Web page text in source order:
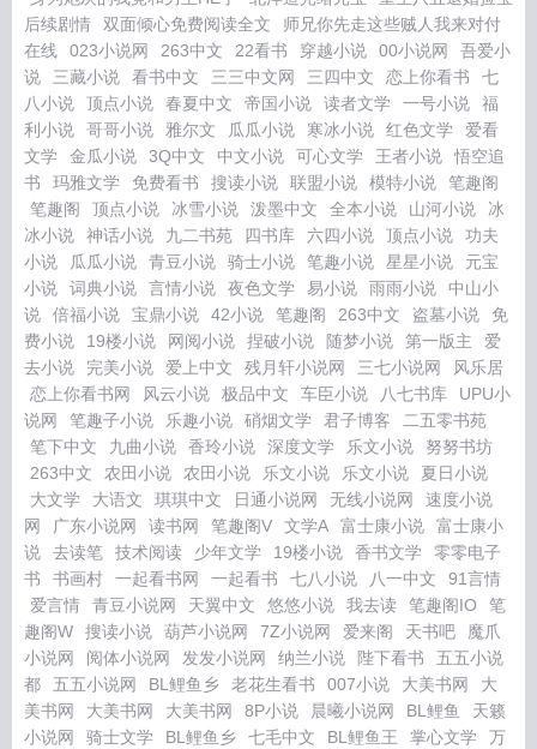
后续剧情
双面倾心免费阅读全文
师兄你先走这些贼人我来对付
在线
023小说网 263中文 22看书 穿越小说 00小说网
吾爱小
说
三藏小说 看书中文 三三中文网 三四中文 恋上你看书
七
八小说
顶点小说 春夏中文 帝国小说 读者文学 一号小说
福
利小说
哥哥小说 雅尔文 瓜瓜小说 寒冰小说 红色文学
爱看
文学
金瓜小说 3Q中文 中文小说 可心文学 王者小说
悟空追
书
玛雅文学 免费看书 搜读小说 联盟小说 模特小说
笔趣阁
笔趣阁
顶点小说 冰雪小说 泼墨中文 全本小说 山河小说
冰
冰小说
神话小说 九二书苑 四书库 六四小说 顶点小说
功夫
小说
瓜瓜小说 青豆小说 骑士小说 笔趣小说 星星小说
元宝
小说
词典小说 言情小说 夜色文学 易小说 雨雨小说
中山小
说
倍福小说 宝鼎小说 42小说 笔趣阁 263中文 盗墓小说
免
费小说
19楼小说 网阅小说 捏破小说 随梦小说 第一版主
爱
去小说
完美小说 爱上中文 残月轩小说网 三七小说网
风乐居
恋上你看书网
风云小说 极品中文 车臣小说 八七书库
UPU小
说网
笔趣子小说 乐趣小说 硝烟文学 君子博客
二五零书苑
笔下中文
九曲小说 香玲小说 深度文学 乐文小说
努努书坊
263中文
农田小说 农田小说 乐文小说 乐文小说
夏日小说
大文学
大语文 琪琪中文 日通小说网 无线小说网
速度小说
网
广东小说网 读书网 笔趣阁V 文学A 富士康小说
富士康小
说
去读笔 技术阅读 少年文学 19楼小说 香书文学
零零电子
书
书画村 一起看书网 一起看书 七八小说 八一中文
91言情
爱言情
青豆小说网 天翼中文 悠悠小说 我去读 笔趣阁IO
笔
趣阁W
搜读小说 葫芦小说网 7Z小说网 爱来阁 天书吧
魔爪
小说网
阅体小说网 发发小说网 纳兰小说 陛下看书
五五小说
都
五五小说网 BL鲤鱼乡 老花生看书 007小说 大美书网
大
美书网
大美书网 大美书网 8P小说 晨曦小说网 BL鲤鱼
天籁
小说网
骑士文学 BL鲤鱼乡 七毛中文 BL鲤鱼王 掌心文学
万